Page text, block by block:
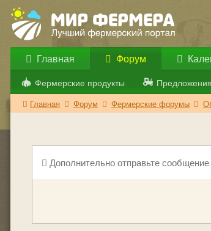
Главная Форум
Фермерские продукты
Главная Форум Фермерские форумы
Дополнительно отправьте